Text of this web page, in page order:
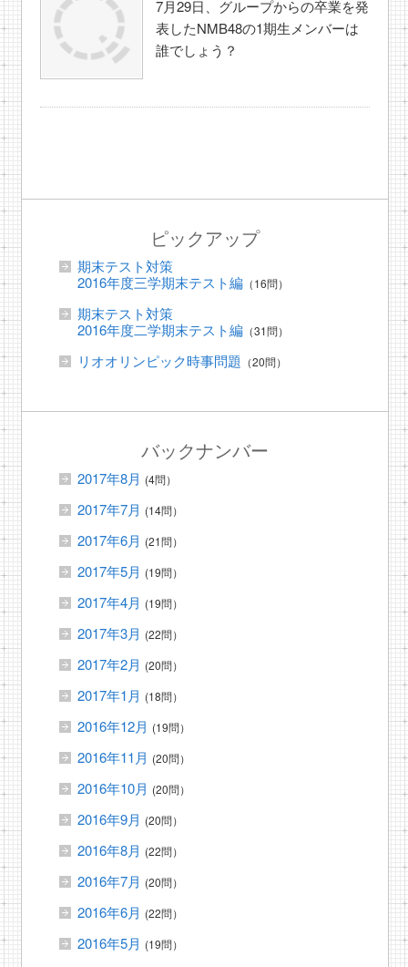
7月29日、グループからの卒業を発
表したNMB48の1期生メンバーは
誰でしょう？
ピックアップ
期末テスト対策
2016年度三学期末テスト編（16問）
期末テスト対策
2016年度二学期末テスト編（31問）
リオオリンピック時事問題 （20問）
バックナンバー
2017年8月 (4問）
2017年7月 (14問）
2017年6月 (21問）
2017年5月 (19問）
2017年4月 (19問）
2017年3月 (22問）
2017年2月 (20問）
2017年1月 (18問）
2016年12月 (19問）
2016年11月 (20問）
2016年10月 (20問）
2016年9月 (20問）
2016年8月 (22問）
2016年7月 (20問）
2016年6月 (22問）
2016年5月 (19問）